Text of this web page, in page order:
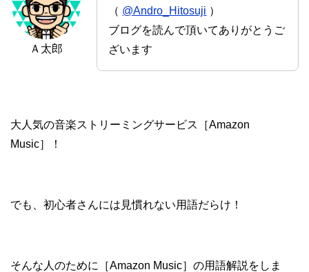
Ａ太郎
（ @Andro_Hitosuji ）
ブログを読んで頂いてありがとうご
ざいます
大人気の音楽ストリーミングサービス［Amazon
Music］！
でも、初心者さんには見慣れない用語だらけ！
そんな人のために［Amazon Music］の用語解説をしま